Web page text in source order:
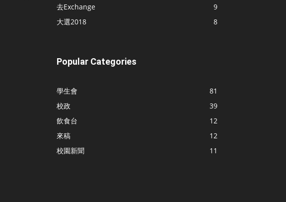
去Exchange
9
大選2018
8
Popular Categories
學生會
81
校政
39
飲食台
12
來稿
12
校園新聞
11